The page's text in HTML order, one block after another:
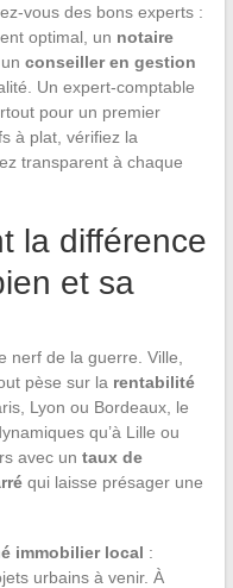
vous des bons experts :
optimal, un notaire
conseiller en gestion
Un expert-comptable
pour un premier
à plat, vérifiez la
transparent à chaque
la différence
et sa
nerf de la guerre. Ville,
pèse sur la rentabilité
Lyon ou Bordeaux, le
qu’à Lille ou
avec un taux de
qui laisse présager une
immobilier local :
urbains à venir. À